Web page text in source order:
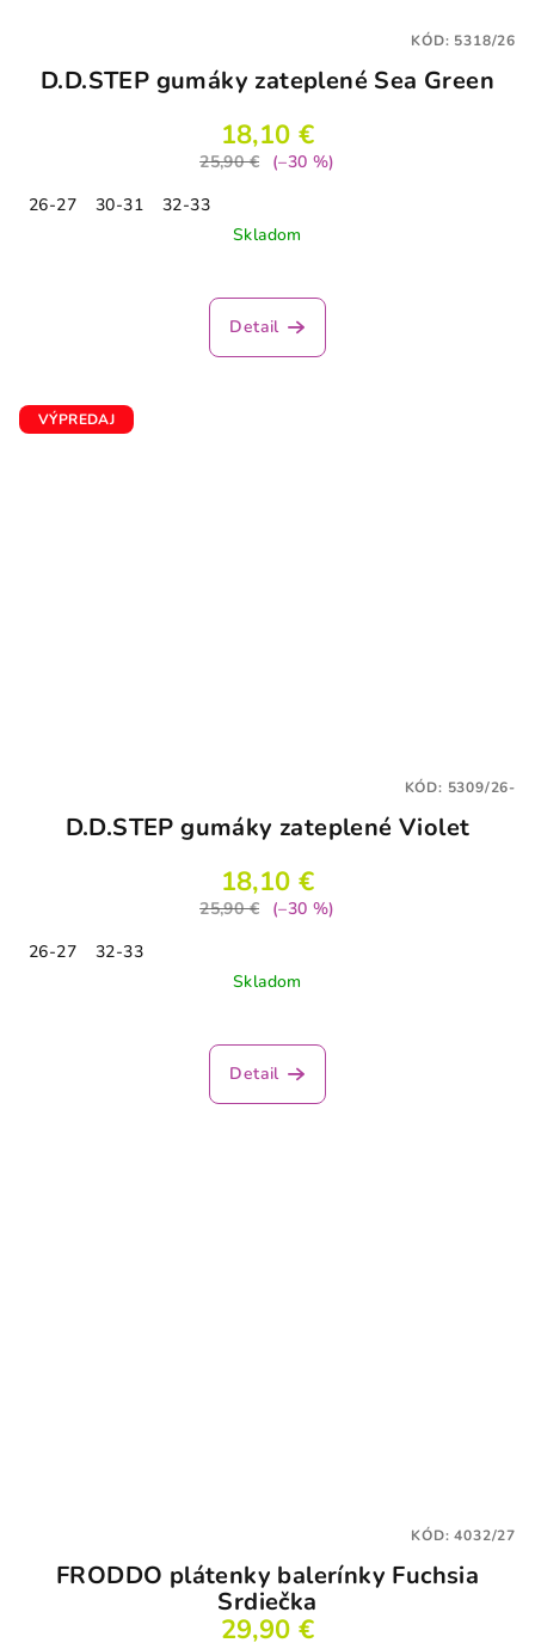
D.D.STEP gumáky zateplené Sea Green
18,10 €
25,90 €
(–30 %)
26-27
30-31
32-33
Skladom
Detail
KÓD: 5318/26
VÝPREDAJ
D.D.STEP gumáky zateplené Violet
18,10 €
25,90 €
(–30 %)
26-27
32-33
Skladom
Detail
KÓD: 5309/26-
FRODDO plátenky balerínky Fuchsia
Srdiečka
29,90 €
KÓD:4032/27